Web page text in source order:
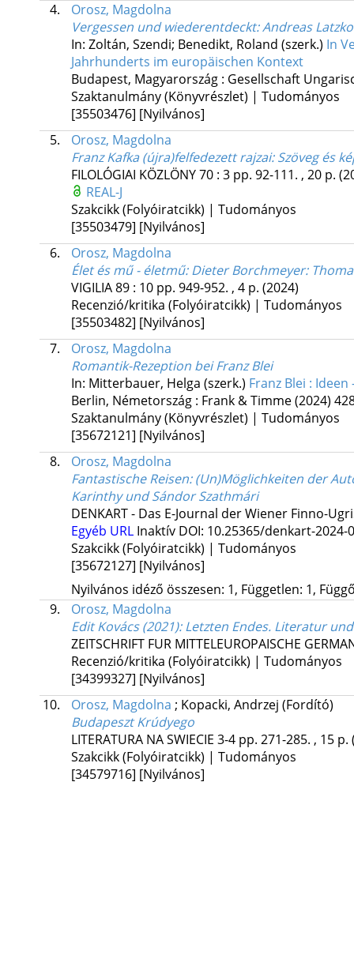
4.
Orosz, Magdolna
Vergessen und wiederentdeckt: Andreas
In: Zoltán, Szendi; Benedikt, Roland (szerk.) In
Jahrhunderts im europäischen Kontext
Budapest, Magyarország : Gesellschaft
Szaktanulmány (Könyvrészlet) | Tudományos
[35503476] [Nyilvános]
5.
Orosz, Magdolna
Franz Kafka (újra)felfedezett rajzai: Szöveg és
FILOLÓGIAI KÖZLÖNY70: 3 pp. 92-111. , 20 p.
REAL-J
Szakcikk (Folyóiratcikk) | Tudományos
[35503479] [Nyilvános]
6.
Orosz, Magdolna
Élet és mű - életmű: Dieter Borchmeyer:
VIGILIA89: 10 pp. 949-952. , 4 p. (2024)
Recenzió/kritika (Folyóiratcikk) | Tudományos
[35503482] [Nyilvános]
7.
Orosz, Magdolna
Romantik-Rezeption bei Franz Blei
In: Mitterbauer, Helga (szerk.) Franz Blei :
Berlin, Németország : Frank & Timme(2024)
Szaktanulmány (Könyvrészlet) | Tudományos
[35672121] [Nyilvános]
8.
Orosz, Magdolna
Fantastische Reisen: (Un)Möglichkeiten der
Karinthy und Sándor Szathmári
DENKART - Das E-Journal der Wiener Finno-
Egyéb URL Inaktív DOI: 10.25365/denkart-2024-
Szakcikk (Folyóiratcikk) | Tudományos
[35672127] [Nyilvános]
Nyilvános idéző összesen: 1, Független: 1,
9.
Orosz, Magdolna
Edit Kovács (2021): Letzten Endes. Literatur
ZEITSCHRIFT FUR MITTELEUROPAISCHE
Recenzió/kritika (Folyóiratcikk) | Tudományos
[34399327] [Nyilvános]
10.
Orosz, Magdolna ; Kopacki, Andrzej (Fordító)
Budapeszt Krúdyego
LITERATURA NA SWIECIE 3-4 pp. 271-285. , 15 p.
Szakcikk (Folyóiratcikk) | Tudományos
[34579716] [Nyilvános]